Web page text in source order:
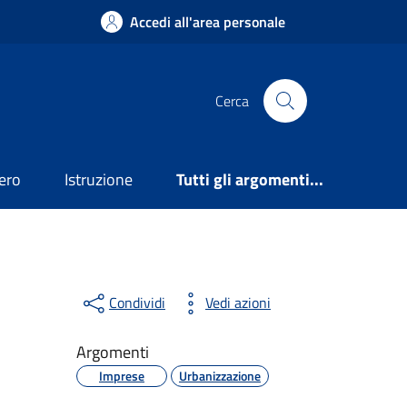
Accedi all'area personale
Cerca
Istruzione Tutti gli argomenti...
Condividi Vedi azioni
Argomenti
Imprese Urbanizzazione